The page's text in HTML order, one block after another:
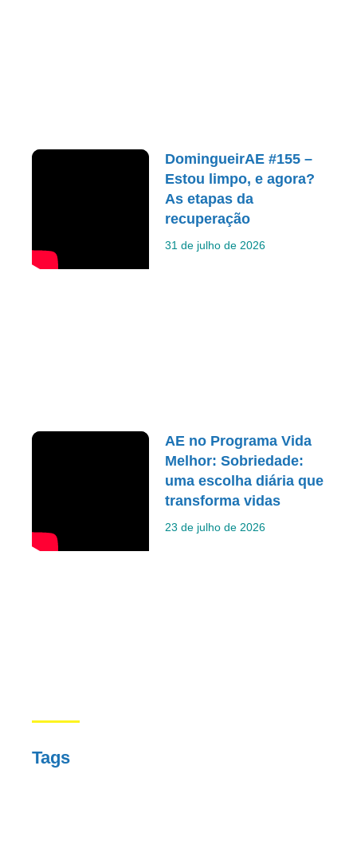
DomingueirAE #155 –
Estou limpo, e agora?
As etapas da
recuperação
31 de julho de 2026
AE no Programa Vida
Melhor: Sobriedade:
uma escolha diária que
transforma vidas
23 de julho de 2026
Tags